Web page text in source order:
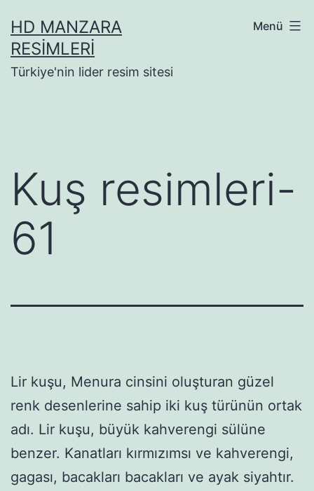
geçHD MANZARA
RESIMLERI
Türkiye'nin lider resim sitesi
Menü
Kuş resimleri-
61
Lir kuşu, Menura cinsini oluşturan güzel
renk desenlerine sahip iki kuş türünün ortak
adı. Lir kuşu, büyük kahverengi sülüne
benzer. Kanatları kırmızımsı ve kahverengi,
gagası, bacakları bacakları ve ayak siyahtır.